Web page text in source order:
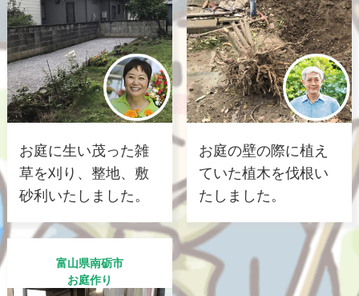
お庭に生い茂った雑
草を刈り、整地、敷
砂利いたしました。
お庭の壁の際に植え
ていた植木を伐根い
たしました。
富山県南砺市
お庭作り